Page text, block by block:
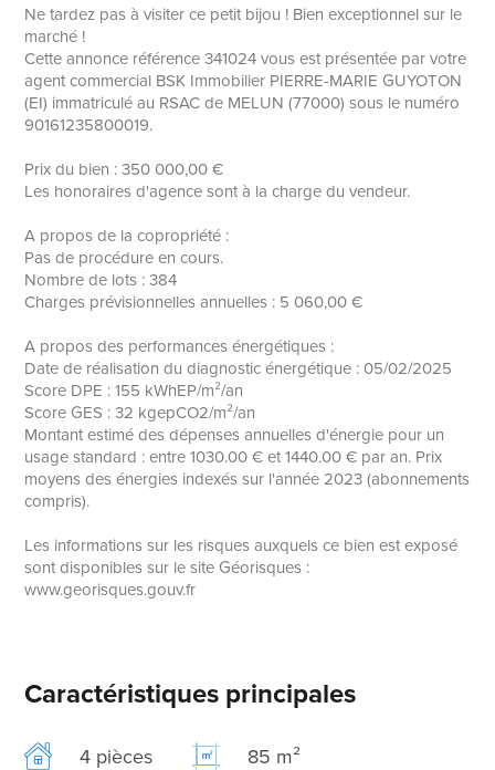
Ne tardez pas à visiter ce petit bijou ! Bien exceptionnel sur le
marché !
Cette annonce référence 341024 vous est présentée par votre
agent commercial BSK Immobilier PIERRE-MARIE GUYOTON
(EI) immatriculé au RSAC de MELUN (77000) sous le numéro
90161235800019.
Prix du bien : 350 000,00 €
Les honoraires d'agence sont à la charge du vendeur.
A propos de la copropriété :
Pas de procédure en cours.
Nombre de lots : 384
Charges prévisionnelles annuelles : 5 060,00 €
A propos des performances énergétiques :
Date de réalisation du diagnostic énergétique : 05/02/2025
Score DPE : 155 kWhEP/m²/an
Score GES : 32 kgepCO2/m²/an
Montant estimé des dépenses annuelles d'énergie pour un
usage standard : entre 1030.00 € et 1440.00 € par an. Prix
moyens des énergies indexés sur l'année 2023 (abonnements
compris).
Les informations sur les risques auxquels ce bien est exposé
sont disponibles sur le site Géorisques :
www.georisques.gouv.fr
Caractéristiques principales
4 pièces 85 m²